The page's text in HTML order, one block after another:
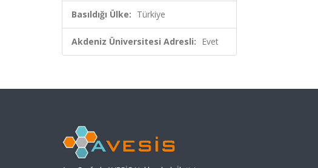
Basıldığı Ülke: Türkiye
Akdeniz Üniversitesi Adresli: Evet